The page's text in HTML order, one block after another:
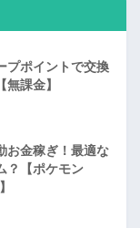
プポイントで交換
課金】
お金稼ぎ！最適な
？【ポケモン